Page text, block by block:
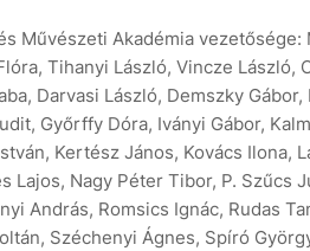
Művészeti Akadémia vezetősége:
Tihanyi László, Vincze László,
Darvasi László, Demszky
Győrffy Dóra, Iványi Gábor,
Kertész János, Kovács Ilona,
Lajos, Nagy Péter Tibor, P. Szűcs
András, Romsics Ignác, Rudas
Széchenyi Ágnes, Spíró